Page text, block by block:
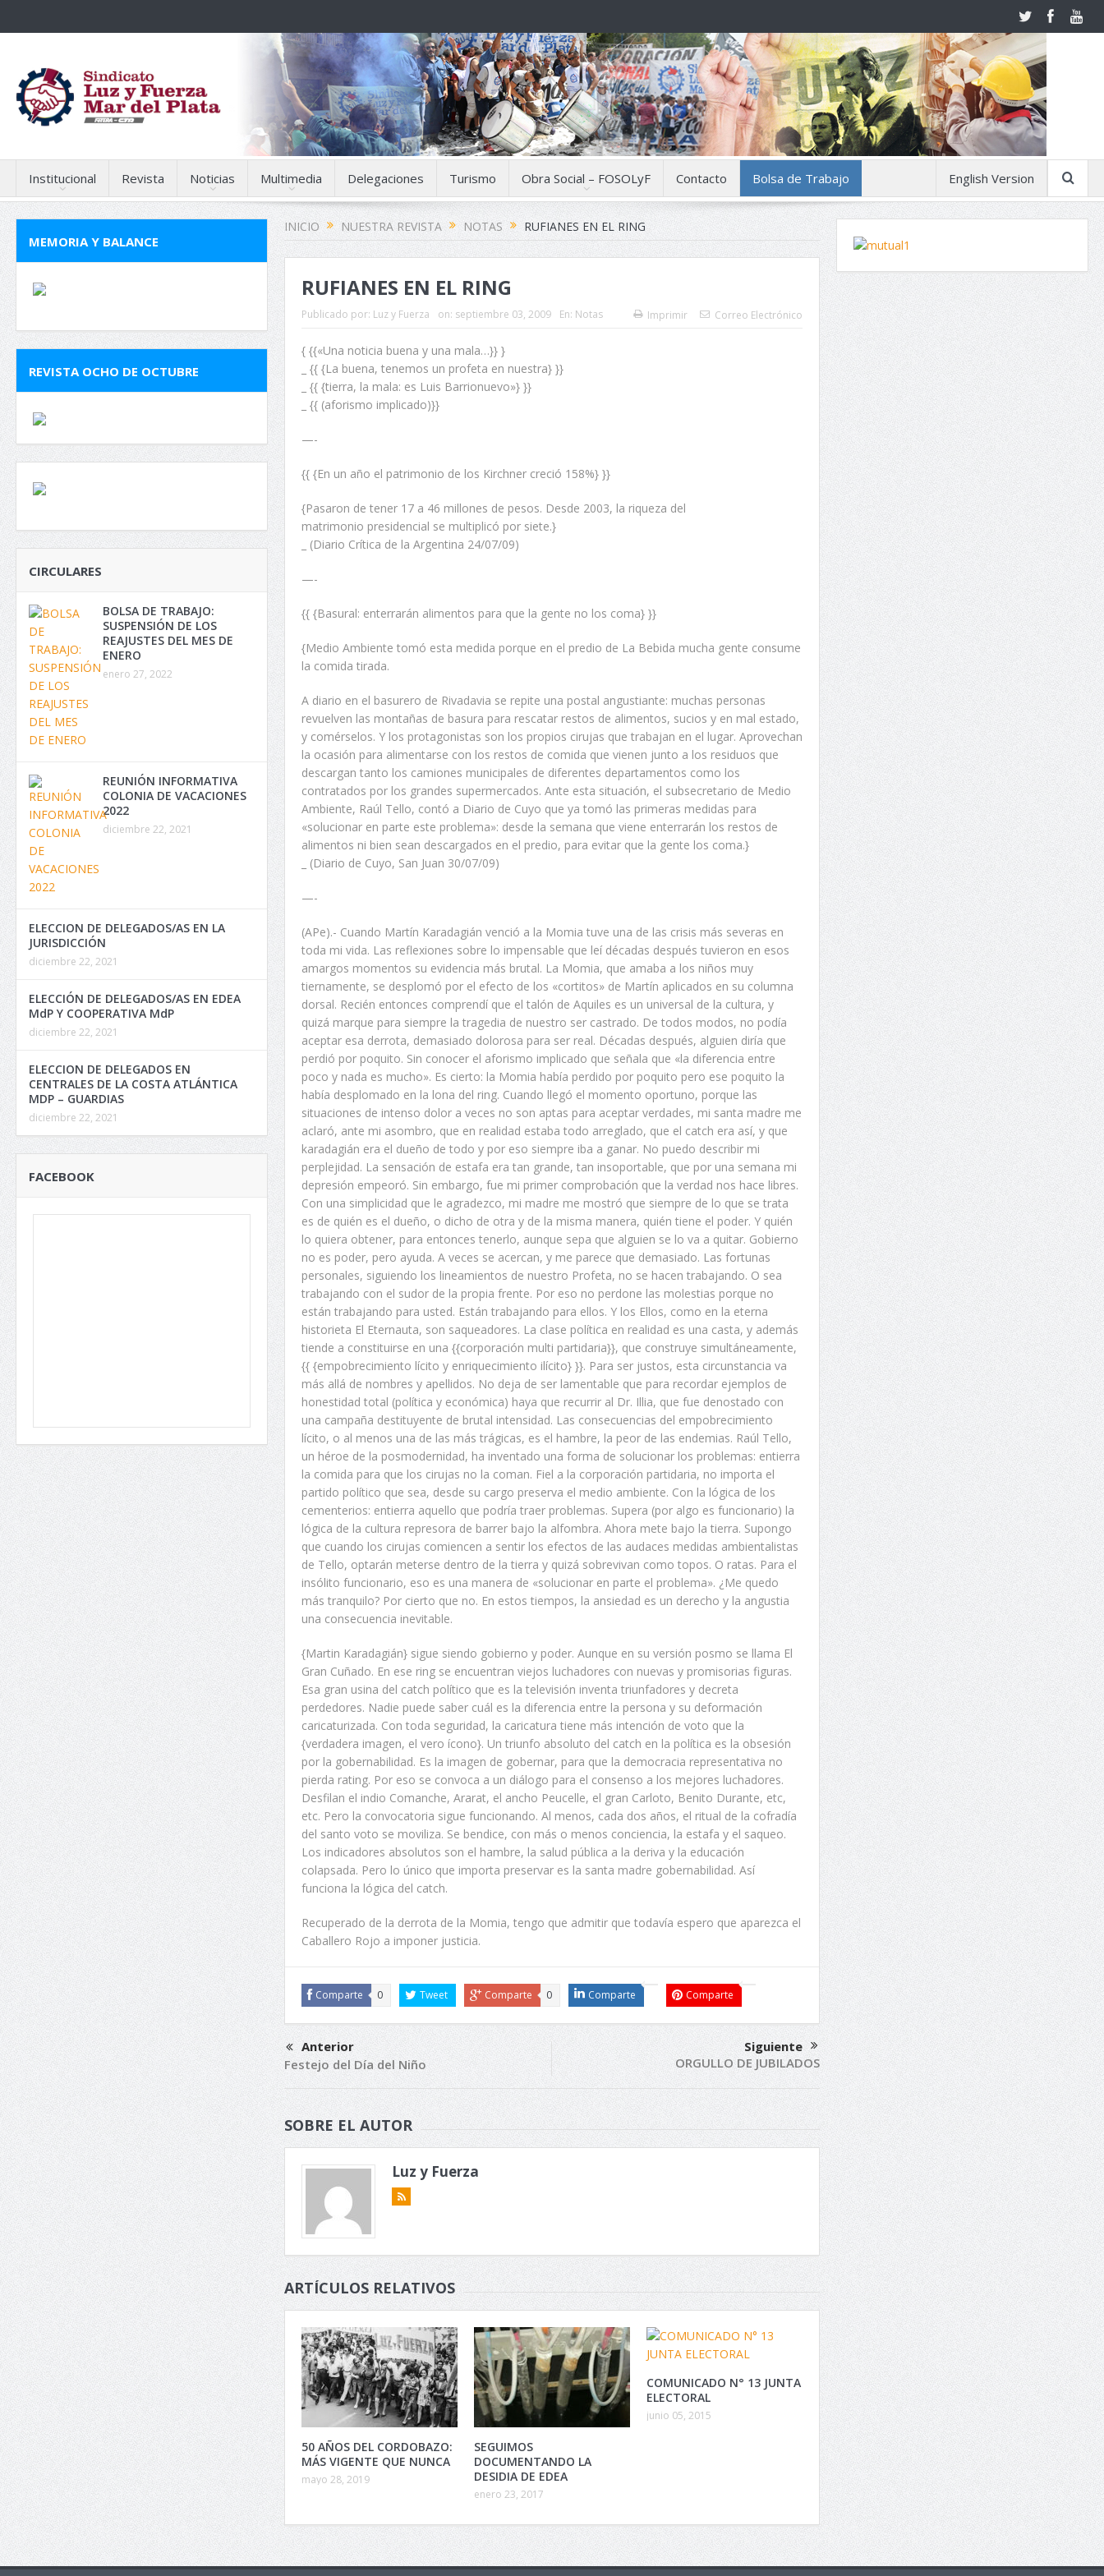
Institucional Revista Noticias Multimedia Delegaciones Turismo Obra Social – FOSOLyF Contacto Bolsa de Trabajo English Version
INICIO NUESTRA REVISTA NOTAS RUFIANES EN EL RING
RUFIANES EN EL RING
Publicado por: Luz y Fuerza on: septiembre 03, 2009 En: Notas Imprimir Correo Electrónico
{ {{«Una noticia buena y una mala…}} }
_ {{ {La buena, tenemos un profeta en nuestra} }}
_ {{ {tierra, la mala: es Luis Barrionuevo»} }}
_ {{ (aforismo implicado)}}
—-
{{ {En un año el patrimonio de los Kirchner creció 158%} }}
{Pasaron de tener 17 a 46 millones de pesos. Desde 2003, la riqueza del
matrimonio presidencial se multiplicó por siete.}
_ (Diario Crítica de la Argentina 24/07/09)
—-
{{ {Basural: enterrarán alimentos para que la gente no los coma} }}
{Medio Ambiente tomó esta medida porque en el predio de La Bebida mucha gente consume
la comida tirada.
A diario en el basurero de Rivadavia se repite una postal angustiante: muchas personas
revuelven las montañas de basura para rescatar restos de alimentos, sucios y en mal estado,
y comérselos. Y los protagonistas son los propios cirujas que trabajan en el lugar. Aprovechan
la ocasión para alimentarse con los restos de comida que vienen junto a los residuos que
descargan tanto los camiones municipales de diferentes departamentos como los
contratados por los grandes supermercados. Ante esta situación, el subsecretario de Medio
Ambiente, Raúl Tello, contó a Diario de Cuyo que ya tomó las primeras medidas para
«solucionar en parte este problema»: desde la semana que viene enterrarán los restos de
alimentos ni bien sean descargados en el predio, para evitar que la gente los coma.}
_ (Diario de Cuyo, San Juan 30/07/09)
—-
(APe).- Cuando Martín Karadagián venció a la Momia tuve una de las crisis más severas en
toda mi vida. Las reflexiones sobre lo impensable que leí décadas después tuvieron en esos
amargos momentos su evidencia más brutal. La Momia, que amaba a los niños muy
tiernamente, se desplomó por el efecto de los «cortitos» de Martín aplicados en su columna
dorsal. Recién entonces comprendí que el talón de Aquiles es un universal de la cultura, y
quizá marque para siempre la tragedia de nuestro ser castrado. De todos modos, no podía
aceptar esa derrota, demasiado dolorosa para ser real. Décadas después, alguien diría que
perdió por poquito. Sin conocer el aforismo implicado que señala que «la diferencia entre
poco y nada es mucho». Es cierto: la Momia había perdido por poquito pero ese poquito la
había desplomado en la lona del ring. Cuando llegó el momento oportuno, porque las
situaciones de intenso dolor a veces no son aptas para aceptar verdades, mi santa madre me
aclaró, ante mi asombro, que en realidad estaba todo arreglado, que el catch era así, y que
karadagián era el dueño de todo y por eso siempre iba a ganar. No puedo describir mi
perplejidad. La sensación de estafa era tan grande, tan insoportable, que por una semana mi
depresión empeoró. Sin embargo, fue mi primer comprobación que la verdad nos hace libres.
Con una simplicidad que le agradezco, mi madre me mostró que siempre de lo que se trata
es de quién es el dueño, o dicho de otra y de la misma manera, quién tiene el poder. Y quién
lo quiera obtener, para entonces tenerlo, aunque sepa que alguien se lo va a quitar. Gobierno
no es poder, pero ayuda. A veces se acercan, y me parece que demasiado. Las fortunas
personales, siguiendo los lineamientos de nuestro Profeta, no se hacen trabajando. O sea
trabajando con el sudor de la propia frente. Por eso no perdone las molestias porque no
están trabajando para usted. Están trabajando para ellos. Y los Ellos, como en la eterna
historieta El Eternauta, son saqueadores. La clase política en realidad es una casta, y además
tiende a constituirse en una {{corporación multi partidaria}}, que construye simultáneamente,
{{ {empobrecimiento lícito y enriquecimiento ilícito} }}. Para ser justos, esta circunstancia va
más allá de nombres y apellidos. No deja de ser lamentable que para recordar ejemplos de
honestidad total (política y económica) haya que recurrir al Dr. Illia, que fue denostado con
una campaña destituyente de brutal intensidad. Las consecuencias del empobrecimiento
lícito, o al menos una de las más trágicas, es el hambre, la peor de las endemias. Raúl Tello,
un héroe de la posmodernidad, ha inventado una forma de solucionar los problemas: entierra
la comida para que los cirujas no la coman. Fiel a la corporación partidaria, no importa el
partido político que sea, desde su cargo preserva el medio ambiente. Con la lógica de los
cementerios: entierra aquello que podría traer problemas. Supera (por algo es funcionario) la
lógica de la cultura represora de barrer bajo la alfombra. Ahora mete bajo la tierra. Supongo
que cuando los cirujas comiencen a sentir los efectos de las audaces medidas ambientalistas
de Tello, optarán meterse dentro de la tierra y quizá sobrevivan como topos. O ratas. Para el
insólito funcionario, eso es una manera de «solucionar en parte el problema». ¿Me quedo
más tranquilo? Por cierto que no. En estos tiempos, la ansiedad es un derecho y la angustia
una consecuencia inevitable.
{Martin Karadagián} sigue siendo gobierno y poder. Aunque en su versión posmo se llama El
Gran Cuñado. En ese ring se encuentran viejos luchadores con nuevas y promisorias figuras.
Esa gran usina del catch político que es la televisión inventa triunfadores y decreta
perdedores. Nadie puede saber cuál es la diferencia entre la persona y su deformación
caricaturizada. Con toda seguridad, la caricatura tiene más intención de voto que la
{verdadera imagen, el vero ícono}. Un triunfo absoluto del catch en la política es la obsesión
por la gobernabilidad. Es la imagen de gobernar, para que la democracia representativa no
pierda rating. Por eso se convoca a un diálogo para el consenso a los mejores luchadores.
Desfilan el indio Comanche, Ararat, el ancho Peucelle, el gran Carloto, Benito Durante, etc,
etc. Pero la convocatoria sigue funcionando. Al menos, cada dos años, el ritual de la cofradía
del santo voto se moviliza. Se bendice, con más o menos conciencia, la estafa y el saqueo.
Los indicadores absolutos son el hambre, la salud pública a la deriva y la educación
colapsada. Pero lo único que importa preservar es la santa madre gobernabilidad. Así
funciona la lógica del catch.
Recuperado de la derrota de la Momia, tengo que admitir que todavía espero que aparezca el
Caballero Rojo a imponer justicia.
Comparte 0 Tweet Comparte 0 Comparte Comparte
Anterior
Festejo del Día del Niño
Siguiente
ORGULLO DE JUBILADOS
SOBRE EL AUTOR
Luz y Fuerza
ARTÍCULOS RELATIVOS
50 AÑOS DEL CORDOBAZO:
MÁS VIGENTE QUE NUNCA
mayo 28, 2019
SEGUIMOS
DOCUMENTANDO LA
DESIDIA DE EDEA
enero 23, 2017
COMUNICADO N° 13 JUNTA
ELECTORAL
junio 05, 2015
MEMORIA Y BALANCE
REVISTA OCHO DE OCTUBRE
CIRCULARES
BOLSA DE TRABAJO:
SUSPENSIÓN DE LOS
REAJUSTES DEL MES DE
ENERO
enero 27, 2022
REUNIÓN INFORMATIVA
COLONIA DE VACACIONES
2022
diciembre 22, 2021
ELECCION DE DELEGADOS/AS EN LA
JURISDICCIÓN
diciembre 22, 2021
ELECCIÓN DE DELEGADOS/AS EN EDEA
MdP Y COOPERATIVA MdP
diciembre 22, 2021
ELECCION DE DELEGADOS EN
CENTRALES DE LA COSTA ATLÁNTICA
MDP – GUARDIAS
diciembre 22, 2021
FACEBOOK